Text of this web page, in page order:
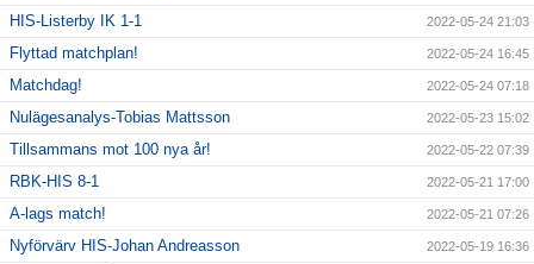
HIS-Listerby IK 1-1 2022-05-24 21:03
Flyttad matchplan! 2022-05-24 16:45
Matchdag! 2022-05-24 07:18
Nulägesanalys-Tobias Mattsson 2022-05-23 15:02
Tillsammans mot 100 nya år! 2022-05-22 07:39
RBK-HIS 8-1 2022-05-21 17:00
A-lags match! 2022-05-21 07:26
Nyförvärv HIS-Johan Andreasson 2022-05-19 16:36